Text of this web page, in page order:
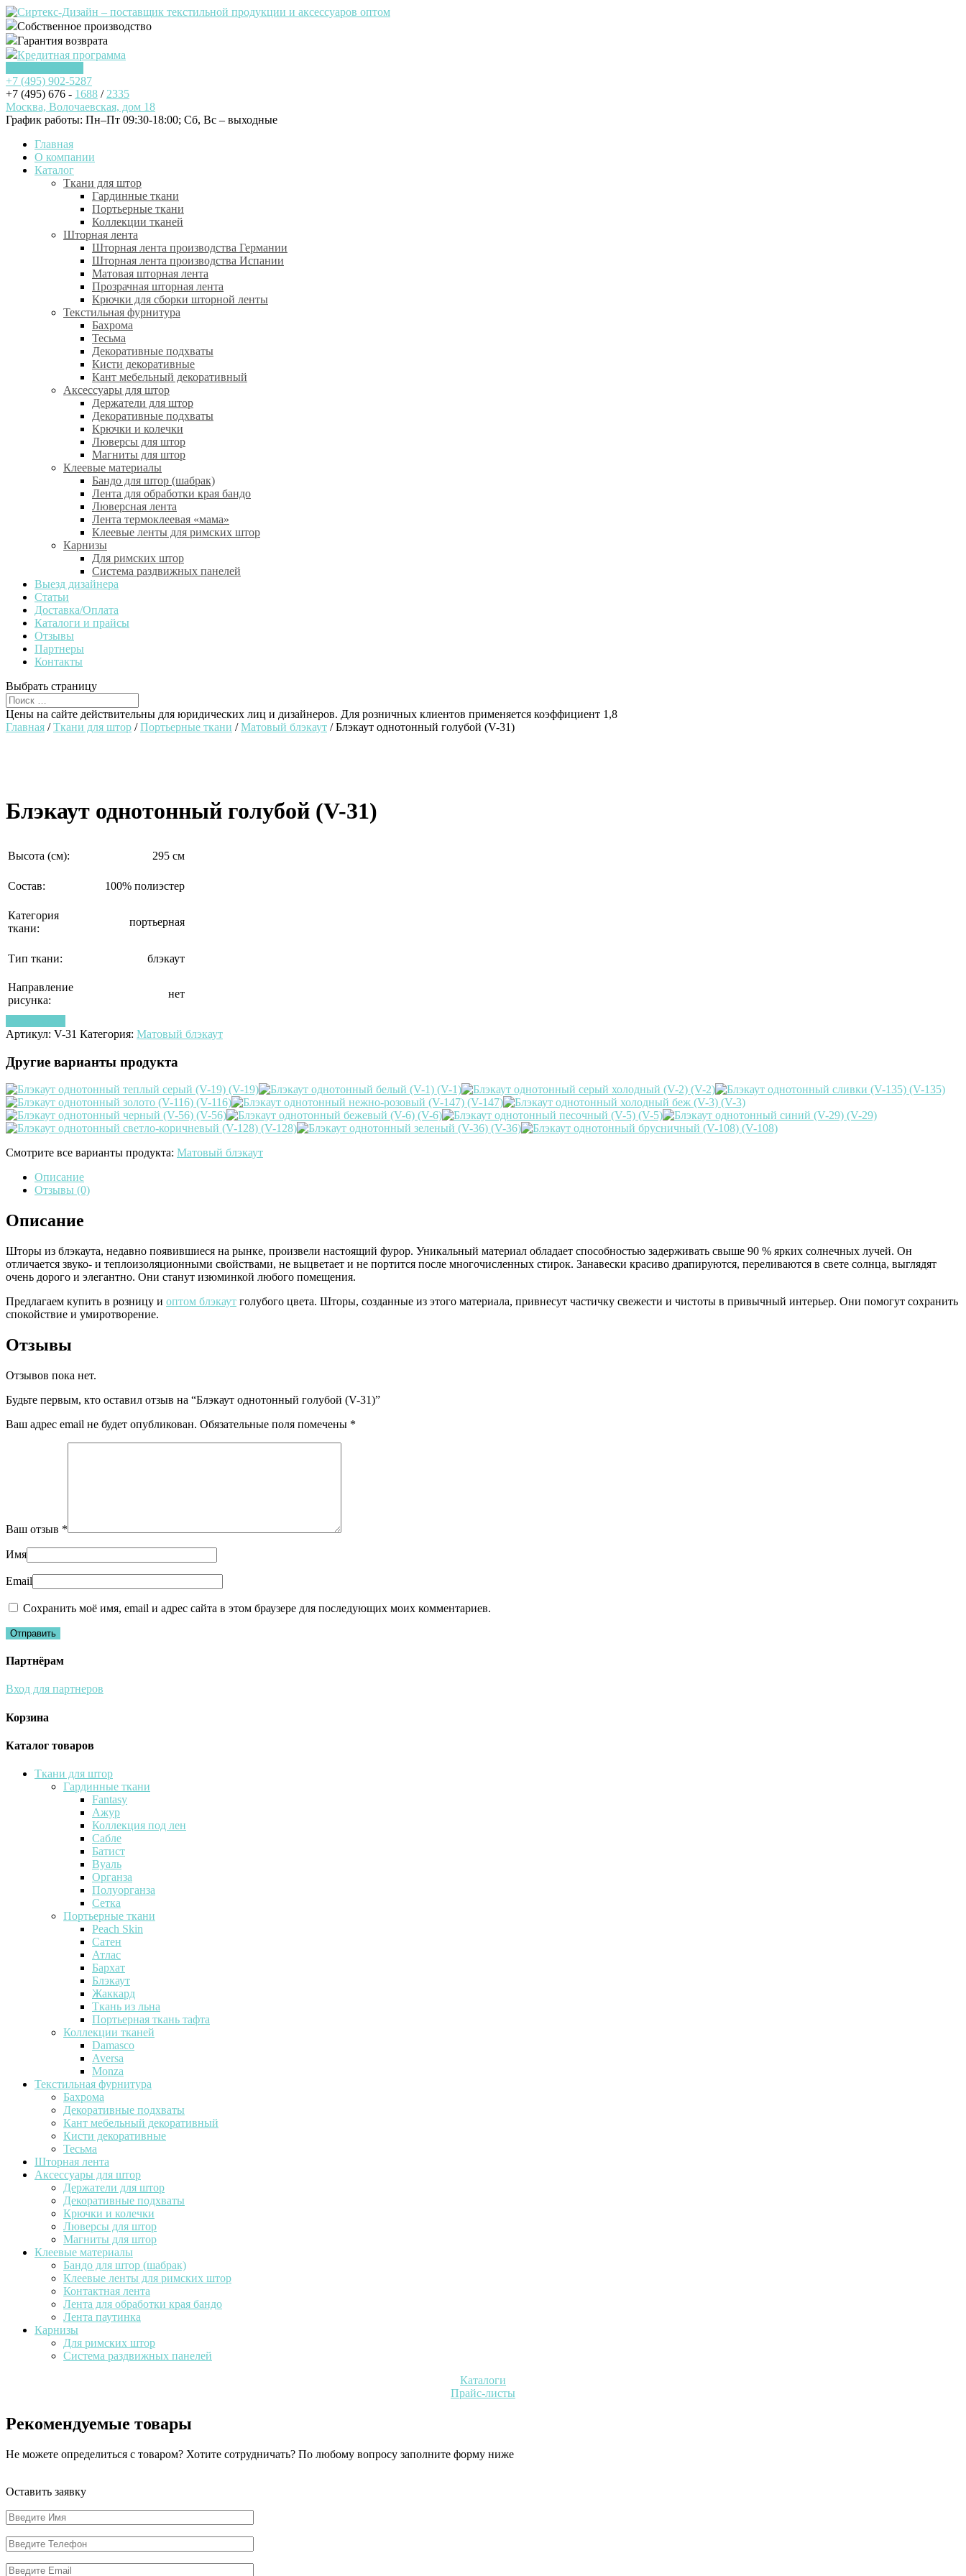
Собственное производство
Гарантия возврата
Кредитная программа
+7 (495) 902-5287
+7 (495) 676 - 1688 / 2335
Москва, Волочаевская, дом 18
График работы: Пн–Пт 09:30-18:00; Cб, Вс – выходные
Главная
О компании
Каталог
Ткани для штор
Гардинные ткани
Портьерные ткани
Коллекции тканей
Шторная лента
Шторная лента производства Германии
Шторная лента производства Испании
Матовая шторная лента
Прозрачная шторная лента
Крючки для сборки шторной ленты
Текстильная фурнитура
Бахрома
Тесьма
Декоративные подхваты
Кисти декоративные
Кант мебельный декоративный
Аксессуары для штор
Держатели для штор
Декоративные подхваты
Крючки и колечки
Люверсы для штор
Магниты для штор
Клеевые материалы
Бандо для штор (шабрак)
Лента для обработки края бандо
Люверсная лента
Лента термоклеевая «мама»
Клеевые ленты для римских штор
Карнизы
Для римских штор
Система раздвижных панелей
Выезд дизайнера
Статьи
Доставка/Оплата
Каталоги и прайсы
Отзывы
Партнеры
Контакты
Выбрать страницу
Цены на сайте действительны для юридических лиц и дизайнеров. Для розничных клиентов применяется коэффициент 1,8
Главная /Ткани для штор /Портьерные ткани /Матовый блэкаут / Блэкаут однотонный голубой (V-31)
Блэкаут однотонный голубой (V-31)
Высота (см): 295 см
Состав: 100% полиэстер
Категория
ткани:
портьерная
Тип ткани: блэкаут
Направление
рисунка:
нет
Артикул: V-31 Категория: Матовый блэкаут
Другие варианты продукта
Смотрите все варианты продукта: Матовый блэкаут
Описание
Отзывы (0)
Описание
Шторы из блэкаута, недавно появившиеся на рынке, произвели настоящий фурор. Уникальный материал обладает способностью задерживать свыше 90 % ярких солнечных лучей. Он
отличается звуко- и теплоизоляционными свойствами, не выцветает и не портится после многочисленных стирок. Занавески красиво драпируются, переливаются в свете солнца, выглядят
очень дорого и элегантно. Они станут изюминкой любого помещения.
Предлагаем купить в розницу и оптом блэкаут голубого цвета. Шторы, созданные из этого материала, привнесут частичку свежести и чистоты в привычный интерьер. Они помогут сохранить
спокойствие и умиротворение.
Отзывы
Отзывов пока нет.
Будьте первым, кто оставил отзыв на “Блэкаут однотонный голубой (V-31)”
Ваш адрес email не будет опубликован. Обязательные поля помечены *
Ваш отзыв *
Имя
Email
Сохранить моё имя, email и адрес сайта в этом браузере для последующих моих комментариев.
Партнёрам
Вход для партнеров
Корзина
Каталог товаров
Ткани для штор
Гардинные ткани
Fantasy
Ажур
Коллекция под лен
Сабле
Батист
Вуаль
Органза
Полуорганза
Сетка
Портьерные ткани
Peach Skin
Сатен
Атлас
Бархат
Блэкаут
Жаккард
Ткань из льна
Портьерная ткань тафта
Коллекции тканей
Damasco
Aversa
Monza
Текстильная фурнитура
Бахрома
Декоративные подхваты
Кант мебельный декоративный
Кисти декоративные
Тесьма
Шторная лента
Аксессуары для штор
Держатели для штор
Декоративные подхваты
Крючки и колечки
Люверсы для штор
Магниты для штор
Клеевые материалы
Бандо для штор (шабрак)
Клеевые ленты для римских штор
Контактная лента
Лента для обработки края бандо
Лента паутинка
Карнизы
Для римских штор
Система раздвижных панелей
Каталоги
Прайс-листы
Рекомендуемые товары
Не можете определиться с товаром? Хотите сотрудничать? По любому вопросу заполните форму ниже
Оставить заявку